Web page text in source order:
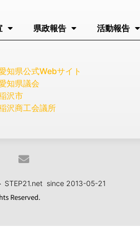
県政報告 活動報告
知県公式Webサイト
知県議会
沢市
沢商工会議所
STEP21.net since 2013-05-21
Reserved.